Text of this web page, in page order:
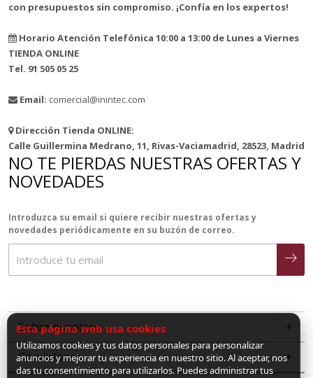
con presupuestos sin compromiso. ¡Confía en los expertos!
Horario Atención Telefónica 10:00 a 13:00 de Lunes a Viernes
TIENDA ONLINE
Tel. 91 505 05 25
Email: comercial@inintec.com
Dirección Tienda ONLINE:
Calle Guillermina Medrano, 11, Rivas-Vaciamadrid, 28523, Madrid
NO TE PIERDAS NUESTRAS OFERTAS Y
NOVEDADES
Introduzca su email si quiere recibir nuestras ofertas y
novedades periódicamente en su buzón de correo.
Sobre nosotros
Condiciones
Esta página web usa cookies
Utilizamos cookies y tus datos personales para personalizar
anuncios y mejorar tu experiencia en nuestro sitio. Al aceptar, nos
das tu consentimiento para utilizarlos. Puedes administrar tus